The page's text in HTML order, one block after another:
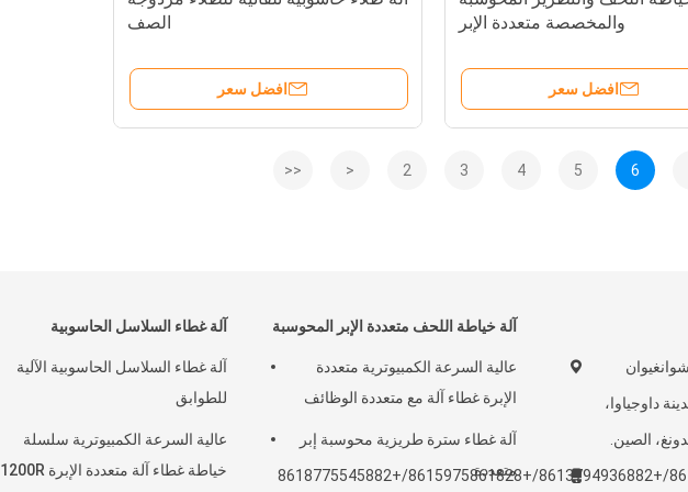
الصف
افضل سعر
والمخصصة متعددة الإبر
افضل سعر
<< < 2 3 4 5 6
آلة غطاء السلاسل الحاسوبية
آلة غطاء السلاسل الحاسوبية الآلية
للطوابق
عالية السرعة الكمبيوترية سلسلة
خياطة غطاء آلة متعددة الإبرة 1200R
آلة خياطة اللحف متعددة الإبر المحوسبة
عالية السرعة الكمبيوترية متعددة
الإبرة غطاء آلة مع متعددة الوظائف
آلة غطاء سترة طريزية محوسبة إبر
متعددة
تشوانغيوان
داوجياوا،
الصين.